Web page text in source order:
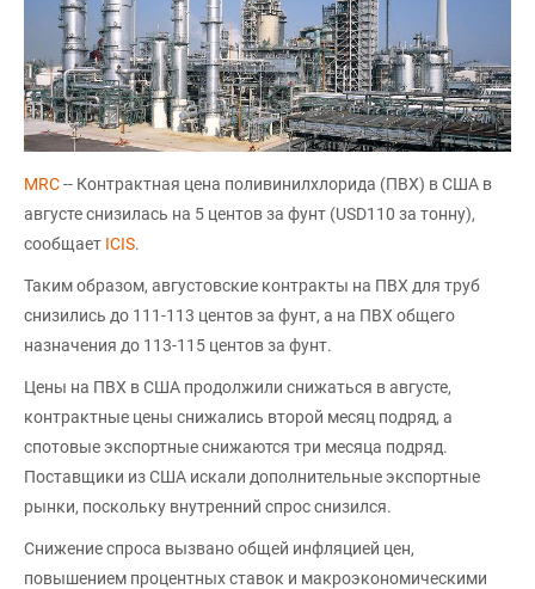
MRC-- Контрактная цена поливинилхлорида (ПВХ) в США в
августе снизилась на 5 центов за фунт (USD110 за тонну),
сообщает ICIS.
Таким образом, августовские контракты на ПВХ для труб
снизились до 111-113 центов за фунт, а на ПВХ общего
назначения до 113-115 центов за фунт.
Цены на ПВХ в США продолжили снижаться в августе,
контрактные цены снижались второй месяц подряд, а
спотовые экспортные снижаются три месяца подряд.
Поставщики из США искали дополнительные экспортные
рынки, поскольку внутренний спрос снизился.
Снижение спроса вызвано общей инфляцией цен,
повышением процентных ставок и макроэкономическими